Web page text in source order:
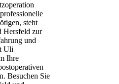
steht
Hersfeld zur
und
Uli
Ihre
Besuchen Sie